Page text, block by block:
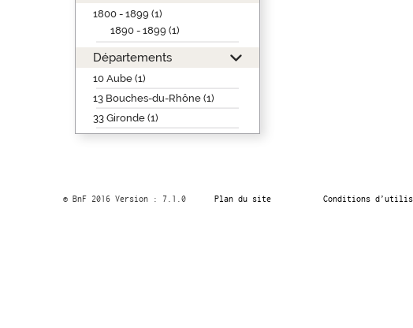
1800 - 1899 (1)
1890 - 1899 (1)
Départements
10 Aube (1)
13 Bouches-du-Rhône (1)
33 Gironde (1)
© BnF 2016 Version : 7.1.0 Plan du site Conditions